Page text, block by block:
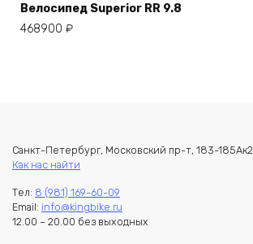
Велосипед Superior RR 9.8
468900 ₽
Санкт-Петербург, Московский пр-т, 183-185Ак2
Как нас найти
Тел: 8 (981) 169-60-09
Email: info@kingbike.ru
12.00 – 20.00 без выходных